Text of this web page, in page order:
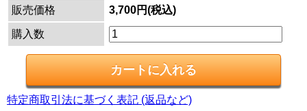
販売価格
3,700円(税込)
購入数
特定商取引法に基づく表記 (返品など)